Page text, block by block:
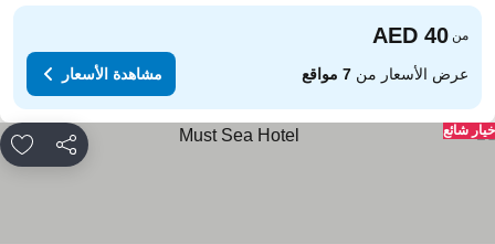
من
عرض الأسعار من7 مواقع مشاهدة الأسعار
مشاركة
شائع